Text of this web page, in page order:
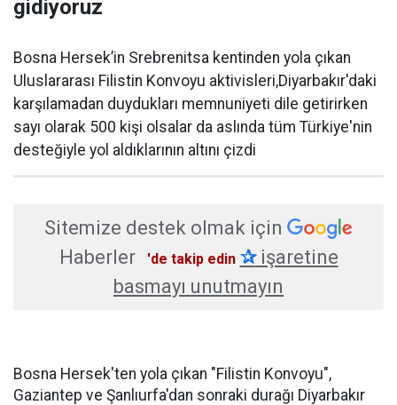
gidiyoruz
Bosna Hersek’in Srebrenitsa kentinden yola çıkan
Uluslararası Filistin Konvoyu aktivisleri,Diyarbakır'daki
karşılamadan duydukları memnuniyeti dile getirirken
sayı olarak 500 kişi olsalar da aslında tüm Türkiye'nin
desteğiyle yol aldıklarının altını çizdi
Sitemize destek olmak için
Haberler
'de takip edin ✰işaretine
basmayı unutmayın
Bosna Hersek'ten yola çıkan "Filistin Konvoyu",
Gaziantep ve Şanlıurfa'dan sonraki durağı Diyarbakır